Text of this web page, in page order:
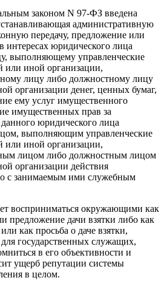
законом N 97-ФЗ введена
административную
передачу, предложение или
юридического лица
выполняющему управленческие
или иной организации,
лицу либо должностному лицу
организации денег, ценных бумаг,
ему услуг имущественного
имущественных прав за
юридического лица
выполняющим управленческие
или иной организации,
лицом либо должностным лицом
организации действия
с занимаемым ими служебным
восприниматься окружающими как
предложение дачи взятки либо как
как просьба о даче взятки,
государственных служащих,
в его объективности и
ущерб репутации системы
в целом.